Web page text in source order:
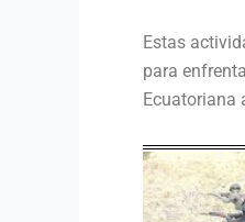
Estas
para
Ecuatoriana